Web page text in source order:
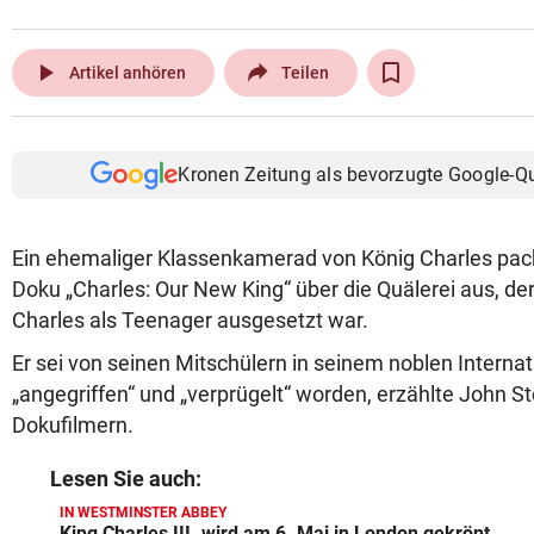
play_arrow Artikel anhören Teilen
Kronen Zeitung als bevorzugte Google-
Ein ehemaliger Klassenkamerad von König Charles
Doku „Charles: Our New King“ über die Quälerei aus,
Charles als Teenager ausgesetzt war.
Er sei von seinen Mitschülern in seinem noblen
„angegriffen“ und „verprügelt“ worden, erzählte John
Dokufilmern.
Lesen Sie auch:
IN WESTMINSTER ABBEY